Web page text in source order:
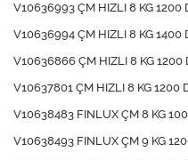
V10636993 ÇM HIZLI 8 KG 1200
V10636994 ÇM HIZLI 8 KG 1400
V10636866 ÇM HIZLI 8 KG 1200
V10637801 ÇM HIZLI 8 KG 1200
V10638483 FINLUX ÇM 8 KG
V10638493 FINLUX ÇM 9 KG